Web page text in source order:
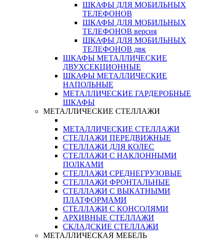
ШКАФЫ ДЛЯ МОБИЛЬНЫХ
ТЕЛЕФОНОВ
ШКАФЫ ДЛЯ МОБИЛЬНЫХ
ТЕЛЕФОНОВ версия
ШКАФЫ ДЛЯ МОБИЛЬНЫХ
ТЕЛЕФОНОВ двк
ШКАФЫ МЕТАЛЛИЧЕСКИЕ
ДВУХСЕКЦИОННЫЕ
ШКАФЫ МЕТАЛЛИЧЕСКИЕ
НАПОЛЬНЫЕ
МЕТАЛЛИЧЕСКИЕ ГАРДЕРОБНЫЕ
ШКАФЫ
МЕТАЛЛИЧЕСКИЕ СТЕЛЛАЖИ
МЕТАЛЛИЧЕСКИЕ СТЕЛЛАЖИ
СТЕЛЛАЖИ ПЕРЕДВИЖНЫЕ
СТЕЛЛАЖИ ДЛЯ КОЛЕС
СТЕЛЛАЖИ С НАКЛОННЫМИ
ПОЛКАМИ
СТЕЛЛАЖИ СРЕДНЕГРУЗОВЫЕ
СТЕЛЛАЖИ ФРОНТАЛЬНЫЕ
СТЕЛЛАЖИ С ВЫКАТНЫМИ
ПЛАТФОРМАМИ
СТЕЛЛАЖИ С КОНСОЛЯМИ
АРХИВНЫЕ СТЕЛЛАЖИ
СКЛАДСКИЕ СТЕЛЛАЖИ
МЕТАЛЛИЧЕСКАЯ МЕБЕЛЬ